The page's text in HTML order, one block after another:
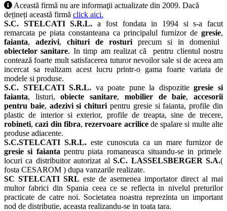
Această firmă nu are informaţii actualizate din 2009. Dacă
dețineți această firmă click aici.
S.C. STELCATI S.R.L.a fost fondata in 1994 si s-a facut
remarcata pe piata constanteana ca principalul furnizor de gresie,
faianta, adezivi, chituri de rosturi precum si in domeniul
obiectelor sanitare. In timp am realizat că pentru clientul nostru
contează foarte mult satisfacerea tuturor nevoilor sale si de aceea am
incercat sa realizam acest lucru printr-o gama foarte variata de
modele si produse.
S.C. STELCATI S.R.L. va poate pune la dispozitiegresie si
faianta, listuri,obiecte sanitare, mobilier de baie,accesorii
pentru baie, adezivi si chituri pentru gresie si faianta, profile din
plastic de interior si exterior, profile de treapta, sine de trecere,
robineti,cazi din fibra,rezervoare acrilicede spalare si multe alte
produse adiacente.
S.C.STELCATI S.R.L. este cunoscuta ca un mare furnizor de
gresie si faianta pentru piata romaneasca situandu-se in primele
locuri ca distribuitor autorizat alS.C. LASSELSBERGER S.A.(
fosta CESAROM ) dupa vanzarile realizate.
SC STELCATI SRL este de asemenea importator direct al mai
multor fabrici din Spania ceea ce se reflecta in nivelul preturilor
practicate de catre noi. Societatea noastra reprezinta un important
nod de distributie, aceasta realizandu-se in toata tara.